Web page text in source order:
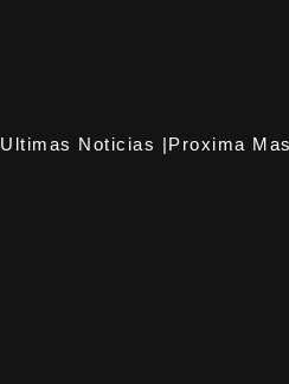
Ultimas Noticias |Proxima